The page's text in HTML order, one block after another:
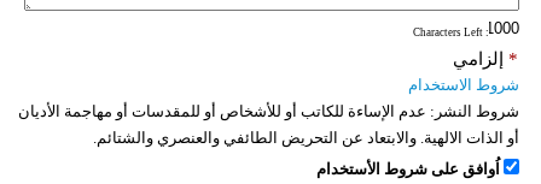
: Characters Left
إلزامي *
شروط الاستخدام
شروط النشر: عدم الإساءة للكاتب أو للأشخاص أو للمقدسات أو مهاجمة الأديان
أو الذات الالهية. والابتعاد عن التحريض الطائفي والعنصري والشتائم.
اُوافق على شروط الأستخدام